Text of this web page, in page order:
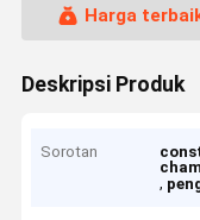
Harga
Deskripsi Produk
Sorotan
,